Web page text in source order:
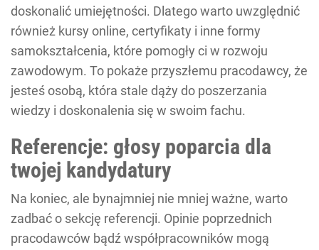
doskonalić umiejętności. Dlatego warto uwzględnić
również kursy online, certyfikaty i inne formy
samokształcenia, które pomogły ci w rozwoju
zawodowym. To pokaże przyszłemu pracodawcy, że
jesteś osobą, która stale dąży do poszerzania
wiedzy i doskonalenia się w swoim fachu.
Referencje: głosy poparcia dla
twojej kandydatury
Na koniec, ale bynajmniej nie mniej ważne, warto
zadbać o sekcję referencji. Opinie poprzednich
pracodawców bądź współpracowników mogą